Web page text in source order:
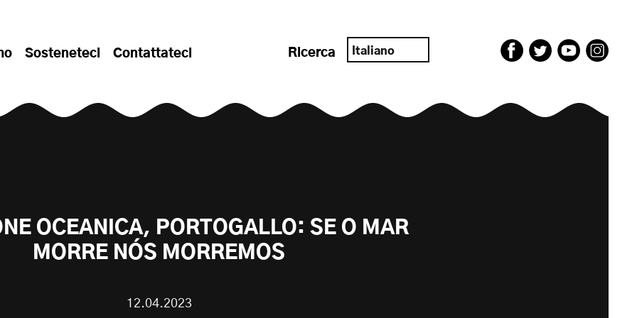
Sosteneteci Contattateci Ricerca Italiano
OCEANICA, PORTOGALLO: SE O MAR
MORRE NÓS MORREMOS
12.04.2023